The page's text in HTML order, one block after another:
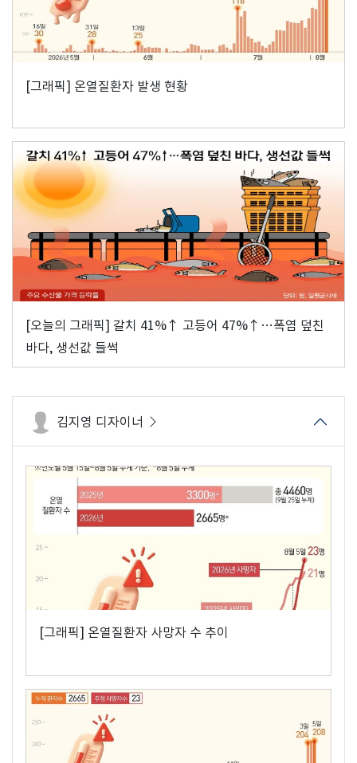
[그래픽] 온열질환자 발생 현황
[오늘의 그래픽] 갈치 41%↑ 고등어 47%↑…폭염 덮친
바다, 생선값 들썩
김지영 디자이너
[그래픽] 온열질환자 사망자 수 추이